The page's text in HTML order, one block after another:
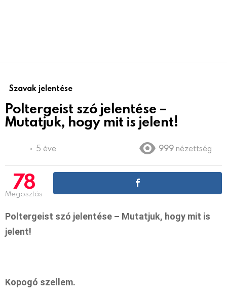
Szavak jelentése
Poltergeist szó jelentése –
Mutatjuk, hogy mit is jelent!
5 éve 999 nézettség
78
Megosztás
Poltergeist szó jelentése – Mutatjuk, hogy mit is
jelent!
Kopogó szellem.